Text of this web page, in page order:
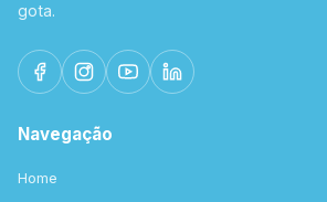
gota.
Navegação
Home